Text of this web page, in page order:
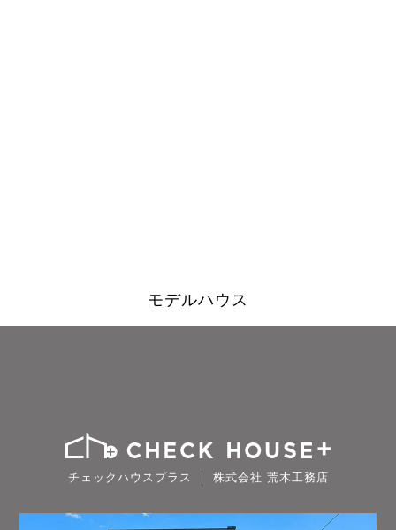
モデルハウス
チェックハウスプラス ｜ 株式会社 荒木工務店